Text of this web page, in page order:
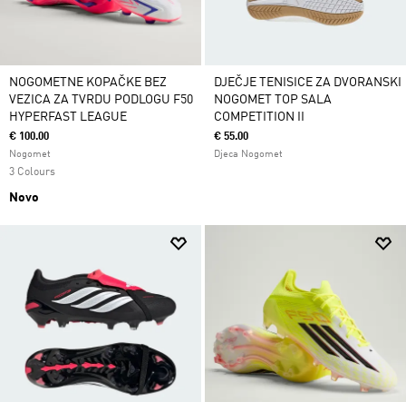
NOGOMETNE KOPAČKE BEZ
VEZICA ZA TVRDU PODLOGU F50
HYPERFAST LEAGUE
€ 100.00
Nogomet
3 Colours
Novo
DJEČJE TENISICE ZA DVORANSKI
NOGOMET TOP SALA
COMPETITION II
€ 55.00
Djeca Nogomet